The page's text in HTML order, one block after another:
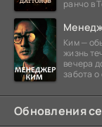
ранчо в
Ким —
жизнь
вечера
забота
Обновления